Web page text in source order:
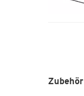
Zubehör